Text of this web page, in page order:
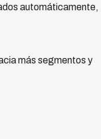
automáticamente,
más segmentos y